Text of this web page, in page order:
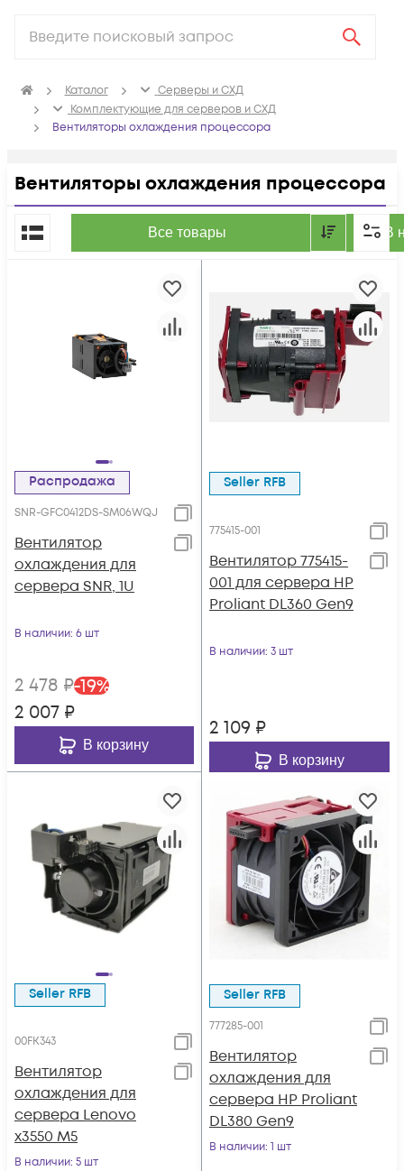
Каталог
Серверы и СХД
Комплектующие для серверов и СХД
Вентиляторы охлаждения процессора
Вентиляторы охлаждения процессора
Все товары В
По популярности
Распродажа
SNR-GFC0412DS-SM06WQJ
Вентилятор
охлаждения для
сервера SNR, 1U
В наличии: 6 шт
2 478 ₽-19%
2 007 ₽
В корзину
Seller RFB
775415-001
Вентилятор 775415-
001 для сервера HP
Proliant DL360 Gen9
В наличии: 3 шт
2 109 ₽
В корзину
Seller RFB
00FK343
Вентилятор
охлаждения для
сервера Lenovo
x3550 M5
В наличии: 5 шт
Seller RFB
777285-001
Вентилятор
охлаждения для
сервера HP Proliant
DL380 Gen9
В наличии: 1 шт